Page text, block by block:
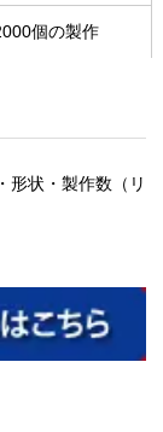
個の製作
形状・製作数（リ